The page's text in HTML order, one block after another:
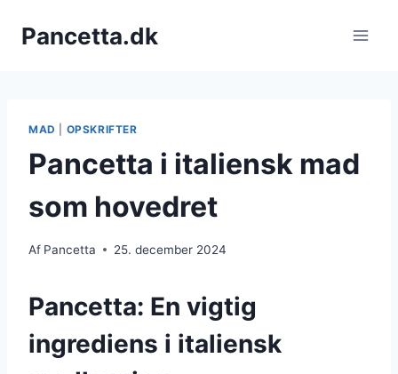
Pancetta.dk
MAD OPSKRIFTER
Pancetta i italiensk mad
som hovedret
Af Pancetta 25. december 2024
Pancetta: En vigtig
ingrediens i italiensk